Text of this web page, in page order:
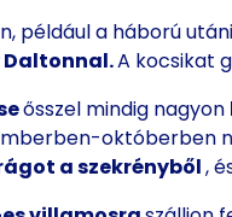
a háború
Daltonnal.A kocsikat
ősszel mindig nagyon
októberben
a szekrényből,